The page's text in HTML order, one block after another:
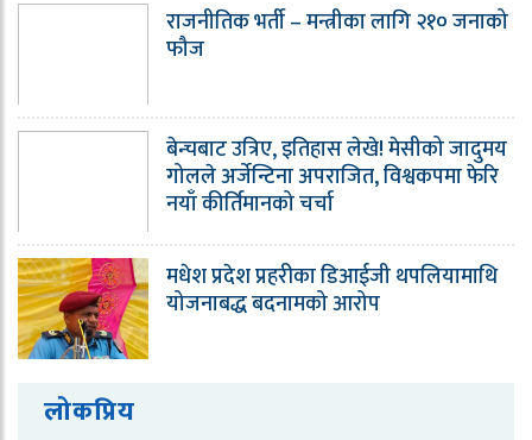
राजनीतिक भर्ती – मन्त्रीका लागि २१० जनाको
फौज
बेन्चबाट उत्रिए, इतिहास लेखे! मेसीको जादुमय
गोलले अर्जेन्टिना अपराजित, विश्वकपमा फेरि
नयाँ कीर्तिमानको चर्चा
मधेश प्रदेश प्रहरीका डिआईजी थपलियामाथि
योजनाबद्ध बदनामको आरोप
लोकप्रिय